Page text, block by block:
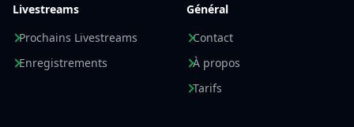
Livestreams
Prochains Livestreams
Enregistrements
Général
Contact
À propos
Tarifs